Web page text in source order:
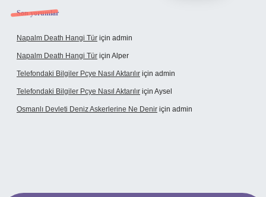
Son yorumlar
Napalm Death Hangi Tür için admin
Napalm Death Hangi Tür için Alper
Telefondaki Bilgiler Pcye Nasıl Aktarılır için admin
Telefondaki Bilgiler Pcye Nasıl Aktarılır için Aysel
Osmanlı Devleti Deniz Askerlerine Ne Denir için admin